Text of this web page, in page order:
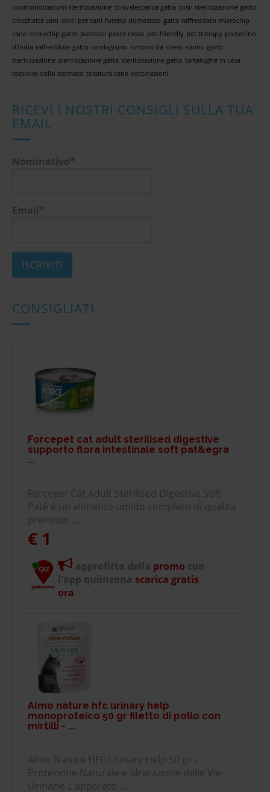
controindicazioni sterilizzazione convalescenza gatta costi sterilizzazione gatto
crocchette cani dolci per cani furetto domestico gatto raffreddato microchip
cane microchip gatto parassiti pesce rosso pet-friendly pet therapy porcellino
d'india raffreddore gatto randagismo sintomi da stress sonno gatto
sterilizzazione sterilizzazione gatta sterilizzazione gatto tartarughe in casa
torsione dello stomaco tosatura cane vaccinazioni
RICEVI I NOSTRI CONSIGLI SULLA TUA
EMAIL
Nominativo*
Email*
CONSIGLIATI
Forcepet cat adult sterilised digestive
supporto flora intestinale soft pat&egra
...
Forcepet Cat Adult Sterilised Digestive Soft
Patè è un alimento umido completo di qualità
premium ...
€ 1
approfitta della promo con
l'app quiinzona scarica gratis
ora
Almo nature hfc urinary help
monoproteico 50 gr filetto di pollo con
mirtilli - ...
Almo Nature HFC Urinary Help 50 gr -
Protezione Naturale e Idratazione delle Vie
Urinarie L'apparato ...